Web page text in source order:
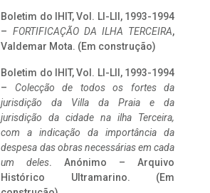
Boletim do IHIT, Vol. LI-LII, 1993-1994
– FORTIFICAÇÃO DA ILHA TERCEIRA,
Valdemar Mota. (Em construção)
Boletim do IHIT, Vol. LI-LII, 1993-1994
– Colecção de todos os fortes da
jurisdição da Villa da Praia e da
jurisdição da cidade na ilha Terceira,
com a indicação da importância da
despesa das obras necessárias em cada
um deles. Anónimo – Arquivo
Histórico Ultramarino. (Em